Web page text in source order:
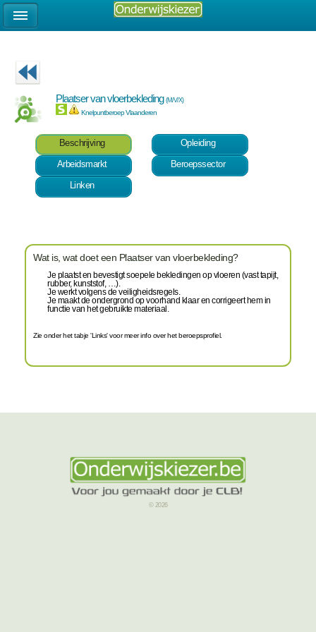
Plaatser van vloerbekleding(M/V/X)
Knelpuntberoep Vlaanderen
Beschrijving
Opleiding
Arbeidsmarkt
Beroepssector
Linken
Wat is, wat doet een Plaatser van vloerbekleding?
Je plaatst en bevestigt soepele bekledingen op vloeren (vast tapijt,
rubber, kunststof, …).
Je werkt volgens de veiligheidsregels.
Je maakt de ondergrond op voorhand klaar en corrigeert hem in
functie van het gebruikte materiaal.
Zie onder het tabje 'Links' voor meer info over het beroepsprofiel.
© 2026